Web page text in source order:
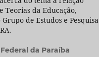
Teorias da Educação,
de Estudos e Pesquisa
da Paraíba